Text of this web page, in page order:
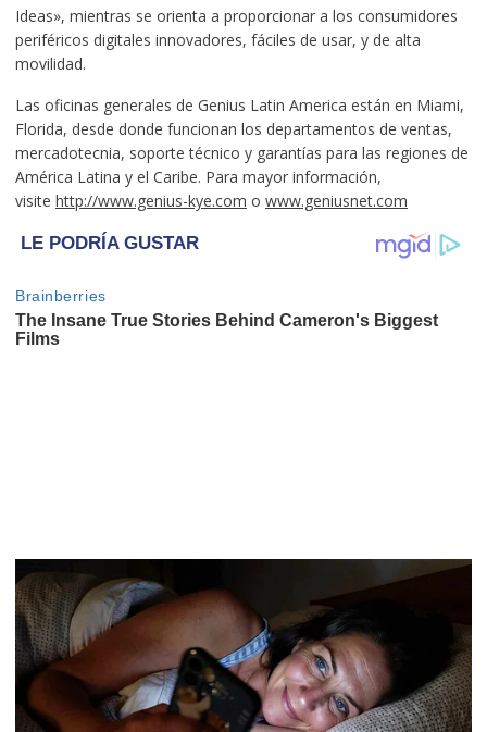
Ideas», mientras se orienta a proporcionar a los consumidores
periféricos digitales innovadores, fáciles de usar, y de alta
movilidad.
Las oficinas generales de Genius Latin America están en Miami,
Florida, desde donde funcionan los departamentos de ventas,
mercadotecnia, soporte técnico y garantías para las regiones de
América Latina y el Caribe. Para mayor información,
visite http://www.genius-kye.com o www.geniusnet.com